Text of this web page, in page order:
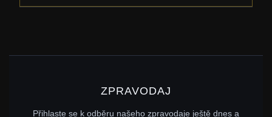
ZPRAVODAJ
Přihlaste se k odběru našeho zpravodaje ještě dnes a